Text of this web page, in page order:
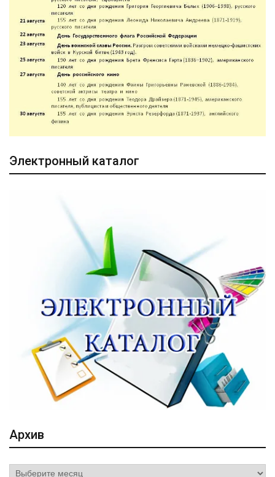
Электронный каталог
Архив
Архив